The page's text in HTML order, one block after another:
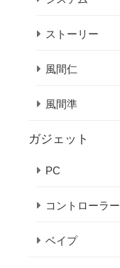
ストーリー
風間仁
風間準
ガジェット
PC
コントローラー
ベイプ